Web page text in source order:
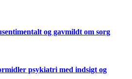
og gavmildt om sorg
psykiatri med indsigt og